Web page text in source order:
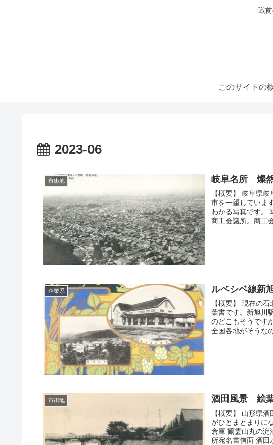
戦
このサイトの
2023-06
市街地 岐阜名所 燦
【概要】 岐阜県
市を一望していま
わかる写真です。
商工会議所。商工
企業系 ルベシベ線新
【概要】 現在の
葉書です。新旭川
のどこもそうです
全国各地がそうな
市街地 酒田風景 絵
【概要】 山形県
がひとまとまりに
倉庫 爾霊山丸の淀
所宛名書信面 酒田